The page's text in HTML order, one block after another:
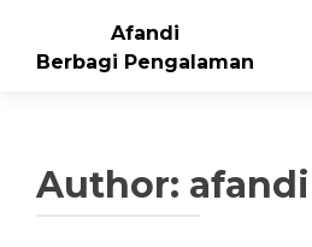
Afandi
Berbagi Pengalaman
Author: afandi